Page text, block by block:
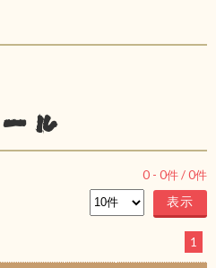
ル
0 - 0件 /0件
1